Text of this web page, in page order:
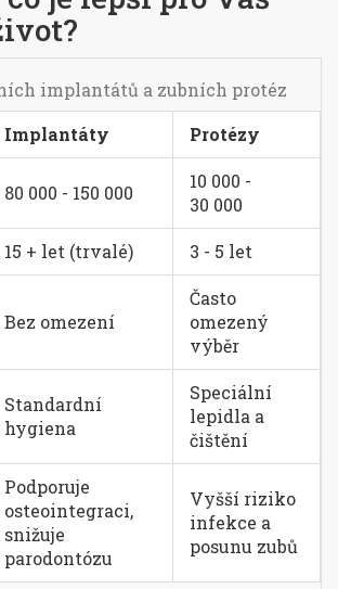
implantátů a zubních protéz
Implantáty Protézy
80 000 - 150 000
10 000 -
30 000
15 + let (trvalé) 3 - 5 let
Bez omezení
Často
omezený
výběr
Standardní
hygiena
Speciální
lepidla a
čištění
Podporuje
osteointegraci,
snižuje
parodontózu
Vyšší riziko
infekce a
posunu zubů